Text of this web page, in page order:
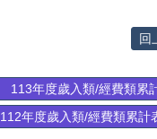
回
113年度歲入類/經費類累
112年度歲入類/經費類累計